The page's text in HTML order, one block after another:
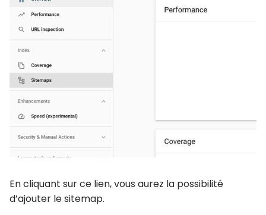
En cliquant sur ce lien, vous aurez la possibilité
d’ajouter le sitemap.